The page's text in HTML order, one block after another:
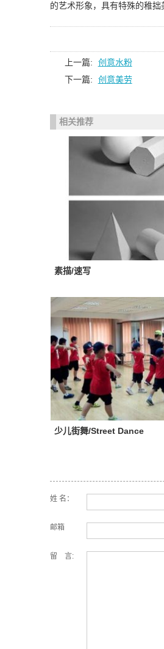
的艺术形象，具有特殊的稚
上一篇:
创意水粉
下一篇:
创意美劳
相关推荐
素描/速写
少儿街舞/Street Dance
姓 名：
邮箱
留 言: